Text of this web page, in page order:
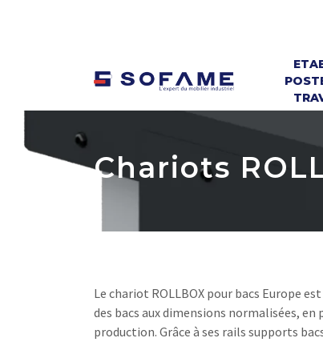
Chariots
Le chariot ROLLBOX pour bacs Europe
des bacs aux dimensions normalisées,
production. Grâce à ses rails supports